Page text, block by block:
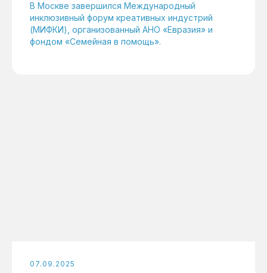
В Москве завершился Международный
инклюзивный форум креативных индустрий
(МИФКИ), организованный АНО «Евразия» и
фондом «Семейная в помощь».
07.09.2025